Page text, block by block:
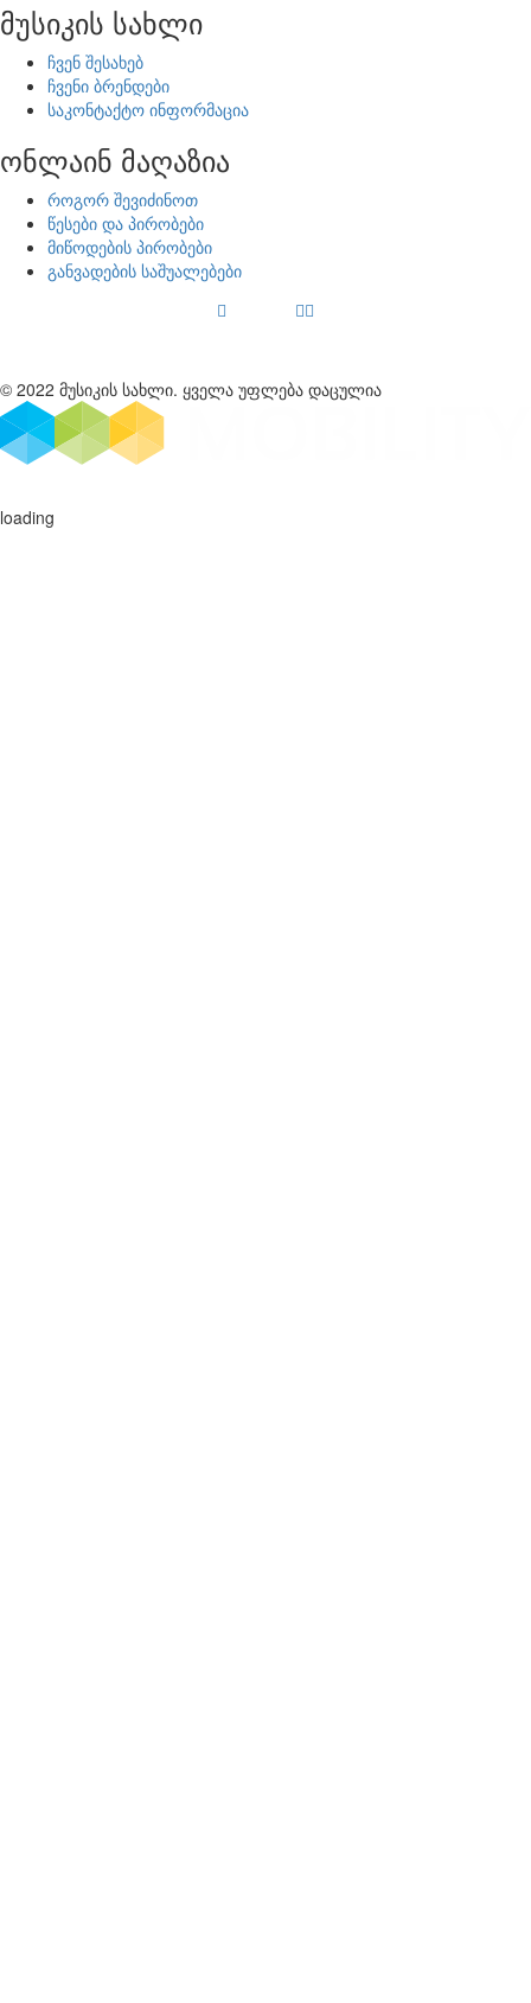
მუსიკის სახლი
ჩვენ შესახებ
ჩვენი ბრენდები
საკონტაქტო ინფორმაცია
ონლაინ მაღაზია
როგორ შევიძინოთ
წესები და პირობები
მიწოდების პირობები
განვადების საშუალებები
© 2022 მუსიკის სახლი. ყველა უფლება დაცულია
loading